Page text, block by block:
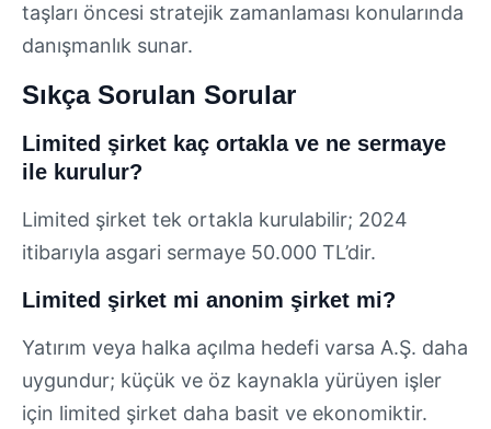
taşları öncesi stratejik zamanlaması konularında
danışmanlık sunar.
Sıkça Sorulan Sorular
Limited şirket kaç ortakla ve ne sermaye
ile kurulur?
Limited şirket tek ortakla kurulabilir; 2024
itibarıyla asgari sermaye 50.000 TL’dir.
Limited şirket mi anonim şirket mi?
Yatırım veya halka açılma hedefi varsa A.Ş. daha
uygundur; küçük ve öz kaynakla yürüyen işler
için limited şirket daha basit ve ekonomiktir.